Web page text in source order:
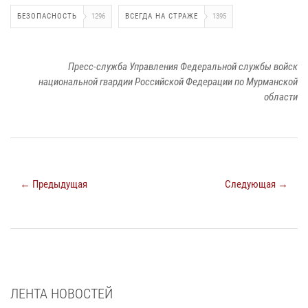
БЕЗОПАСНОСТЬ 1296 ВСЕГДА НА СТРАЖЕ 1395
Пресс-служба Управления Федеральной службы войск
национальной гвардии Российской Федерации по Мурманской
области
← Предыдущая Следующая →
ЛЕНТА НОВОСТЕЙ